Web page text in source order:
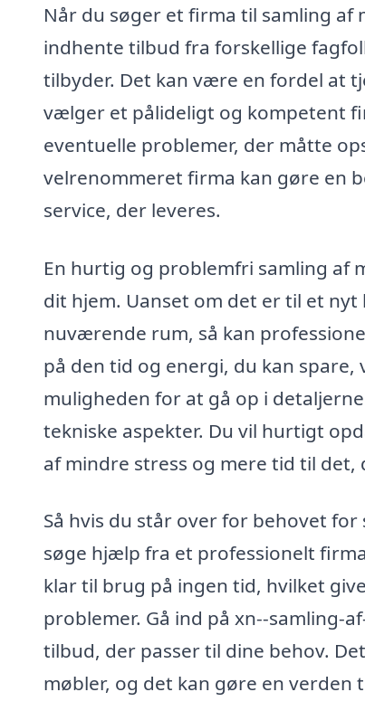
Når du søger et firma til samling
indhente tilbud fra forskellige
tilbyder. Det kan være en fordel at
vælger et pålideligt og kompetent
eventuelle problemer, der måtte
velrenommeret firma kan gøre en
service, der leveres.
En hurtig og problemfri samling af
dit hjem. Uanset om det er til et
nuværende rum, så kan
på den tid og energi, du kan
muligheden for at gå op i
tekniske aspekter. Du vil hurtigt
af mindre stress og mere tid til
Så hvis du står over for behovet
søge hjælp fra et professionelt
klar til brug på ingen tid, hvilket
problemer. Gå ind på xn--
tilbud, der passer til dine behov.
møbler, og det kan gøre en